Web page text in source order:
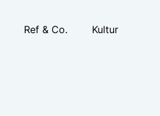
Ref & Co. Kultur